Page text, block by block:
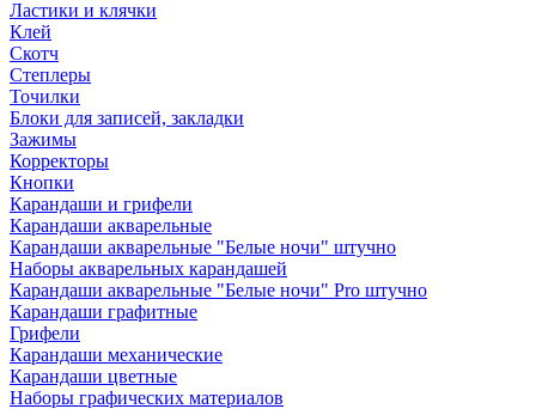
Ластики и клячки
Клей
Скотч
Степлеры
Точилки
Блоки для записей, закладки
Зажимы
Корректоры
Кнопки
Карандаши и грифели
Карандаши акварельные
Карандаши акварельные "Белые ночи" штучно
Наборы акварельных карандашей
Карандаши акварельные "Белые ночи" Pro штучно
Карандаши графитные
Грифели
Карандаши механические
Карандаши цветные
Наборы графических материалов